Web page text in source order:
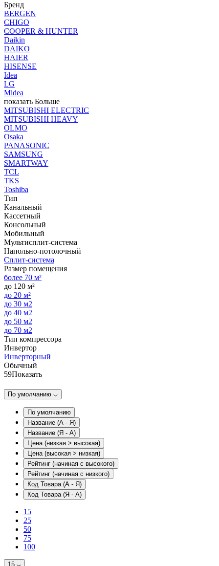
Бренд
BERGEN
CHIGO
COOPER & HUNTER
Daikin
DAIKO
HAIER
HISENSE
Idea
LG
Midea
показать Больше
MITSUBISHI ELECTRIC
MITSUBISHI HEAVY
OLMO
Osaka
PANASONIC
SAMSUNG
SMARTWAY
TCL
TKS
Toshiba
Тип
Канальный
Кассетный
Консольный
Мобильный
Мультисплит-система
Напольно-потолочный
Сплит-система
Размер помещения
более 70 м²
до 120 м²
до 20 м²
до 30 м2
до 40 м2
до 50 м2
до 70 м2
Тип компрессора
Инвертор
Инверторный
Обычный
59Показать
По умолчанию
По умолчанию
Название (А - Я)
Название (Я - А)
Цена (низкая > высокая)
Цена (высокая > низкая)
Рейтинг (начиная с высокого)
Рейтинг (начиная с низкого)
Код Товара (А - Я)
Код Товара (Я - А)
15
25
50
75
100
15